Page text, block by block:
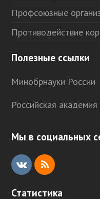
Профсоюзные
Противодействие
Полезные ссылки
Минобрнауки России
Российская академия
Мы в социальных
V
R
Статистика